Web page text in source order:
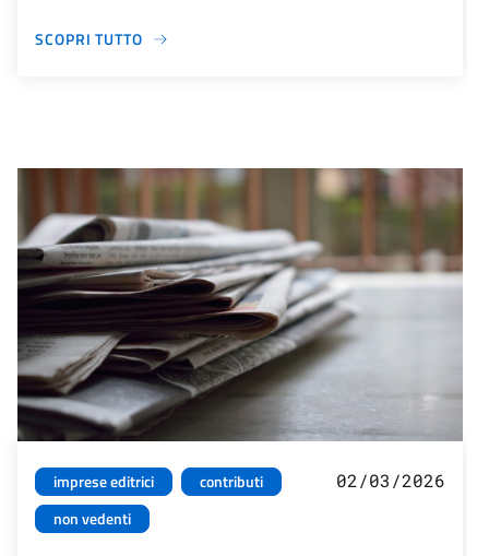
SCOPRI TUTTO
imprese editrici
contributi
non vedenti
02/03/2026